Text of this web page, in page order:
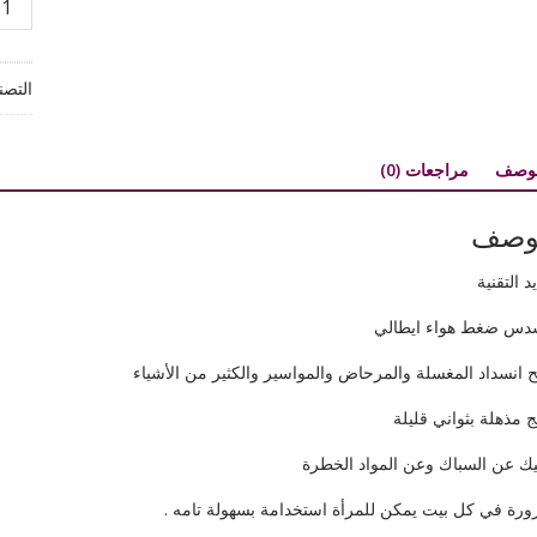
لفتح
مراجعات (0)
التقنية
ضغط هواء ايطالي
انسداد المغسلة والمرحاض والمواسير والكثير من الأشياء
مذهلة بثواني قليلة
عن السباك وعن المواد الخطرة
في كل بيت يمكن للمرأة استخدامة بسهولة تامه .